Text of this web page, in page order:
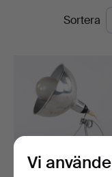
Auktioner
PågåendeSortera
Vi